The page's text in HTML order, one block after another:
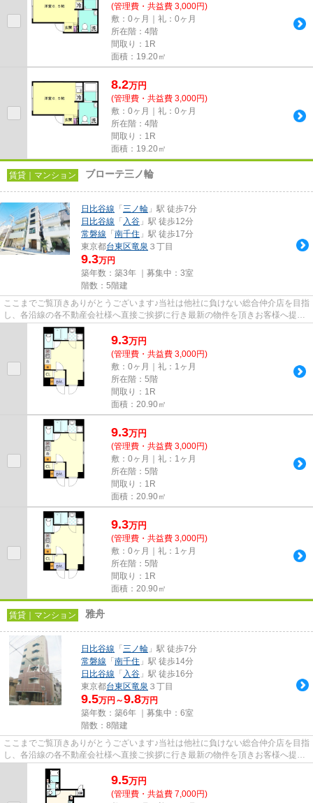
(管理費・共益費 3,000円)
敷：0ヶ月｜礼：0ヶ月
所在階：4階
間取り：1R
面積：19.20㎡
8.2万円
(管理費・共益費 3,000円)
敷：0ヶ月｜礼：0ヶ月
所在階：4階
間取り：1R
面積：19.20㎡
賃貸｜マンション ブローテ三ノ輪
日比谷線 「 三ノ輪 」駅 徒歩7分
日比谷線 「 入谷 」駅 徒歩12分
常磐線 「 南千住 」駅 徒歩17分
東京都台東区竜泉 ３丁目
9.3万円
築年数：築3年 ｜募集中： 3室
階数：5階建
ここまでご覧頂きありがとうございます♪当社は他社に負けない総合仲介店を目指
し、各沿線の各不動産会社様へ直接ご挨拶に行き最新の物件を頂きお客様へ提供
しております！最新の情報は...
9.3万円
(管理費・共益費 3,000円)
敷：0ヶ月｜礼：1ヶ月
所在階：5階
間取り：1R
面積：20.90㎡
9.3万円
(管理費・共益費 3,000円)
敷：0ヶ月｜礼：1ヶ月
所在階：5階
間取り：1R
面積：20.90㎡
9.3万円
(管理費・共益費 3,000円)
敷：0ヶ月｜礼：1ヶ月
所在階：5階
間取り：1R
面積：20.90㎡
賃貸｜マンション 雅舟
日比谷線 「 三ノ輪 」駅 徒歩7分
常磐線 「 南千住 」駅 徒歩14分
日比谷線 「 入谷 」駅 徒歩16分
東京都台東区竜泉 ３丁目
9.5万円～9.8万円
築年数：築6年 ｜募集中： 6室
階数：8階建
ここまでご覧頂きありがとうございます♪当社は他社に負けない総合仲介店を目指
し、各沿線の各不動産会社様へ直接ご挨拶に行き最新の物件を頂きお客様へ提供
しております！最新の情報は...
9.5万円
(管理費・共益費 7,000円)